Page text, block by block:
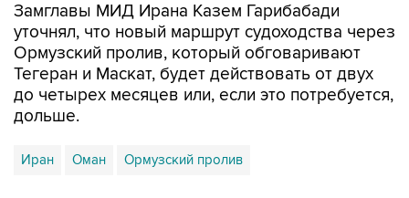
Замглавы МИД Ирана Казем Гарибабади
уточнял, что новый маршрут судоходства через
Ормузский пролив, который обговаривают
Тегеран и Маскат, будет действовать от двух
до четырех месяцев или, если это потребуется,
дольше.
Иран Оман Ормузский пролив